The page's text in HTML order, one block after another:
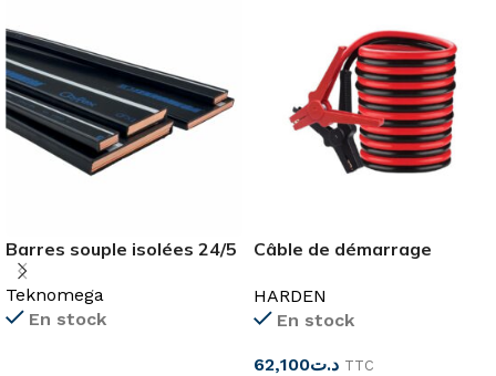
Barres souple isolées 24/5
Teknomega
En stock
Câble de démarrage
HARDEN
En stock
د.ت62,100 TTC